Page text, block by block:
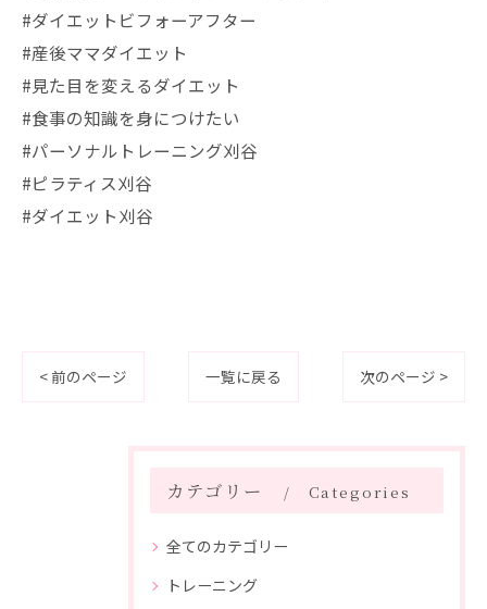
#ダイエットビフォーアフター
#産後ママダイエット
#見た目を変えるダイエット
#食事の知識を身につけたい
#パーソナルトレーニング刈谷
#ピラティス刈谷
#ダイエット刈谷
< 前のページ 一覧に戻る 次のページ >
カテゴリー Categories
全てのカテゴリー
トレーニング